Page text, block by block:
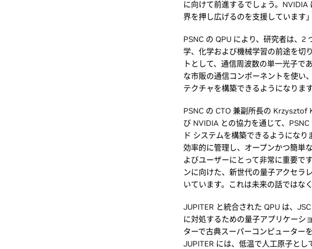
に向けて前進するでしょう。
界を押し広げるのを支援しています」
PSNC の QPU により、研究者は、2
学、化学および機械学習の前途を切
トとして、通信周波数の単一光子で
な市販の通信コンポーネントを使い
テクチャを構築できるようになります
PSNC の CTO 兼副所長の Krzysztof
び NVIDIA との協力を通じて、
ド システムを構築できるようにな
効率的に管理し、オープンかつ簡単
よびユーザーにとって非常に重要で
ンに向けた、新世代の量子アクセラ
いています。これは未来の話ではな
JUPITER と統合された QPU は、
に対処するための量子アプリケーシ
ターで古典スーパーコンピューター
JUPITER には、低温で人工原子と